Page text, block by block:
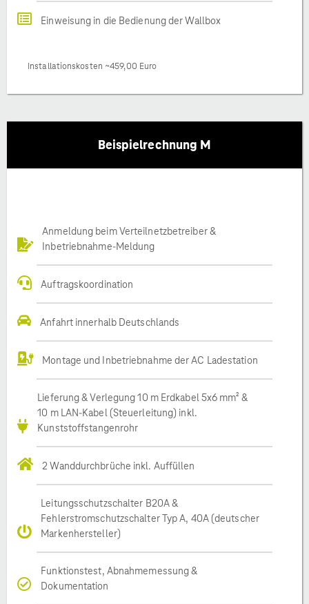
Einweisung in die Bedienung der Wallbox
Installationskosten ~459,00 Euro
Beispielrechnung M
Anmeldung beim Verteilnetzbetreiber &
Inbetriebnahme-Meldung
Auftragskoordination
Anfahrt innerhalb Deutschlands
Montage und Inbetriebnahme der AC Ladestation
Lieferung & Verlegung 10 m Erdkabel 5x6 mm² &
10 m LAN-Kabel (Steuerleitung) inkl.
Kunststoffstangenrohr
2 Wanddurchbrüche inkl. Auffüllen
Leitungsschutzschalter B20A &
Fehlerstromschutzschalter Typ A, 40A (deutscher
Markenhersteller)
Funktionstest, Abnahmemessung &
Dokumentation